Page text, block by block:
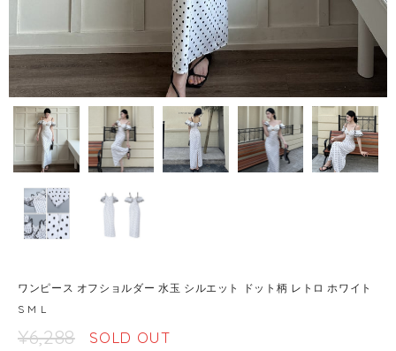
ワンピース オフショルダー 水玉 シルエット ドット柄 レトロ ホワイト
S M L
¥6,288 SOLD OUT